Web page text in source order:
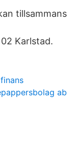
tillsammans
Karlstad.
ab